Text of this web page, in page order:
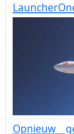
Opnieuw